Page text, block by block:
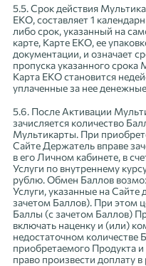
5.5. Срок действия
ЕКО, составляет 1
либо срок, указанный на
карте, Карте ЕКО, ее
документации, и означает
пропуска указанного
Карта ЕКО становится
уплаченные за нее
5.6. После Активации
зачисляется количество
Мультикарты. При
Сайте Держатель вправе
в его Личном кабинете, в
Услуги по внутреннему
рублю. Обмен Баллов
Услуги, указанные на
зачетом Баллов). При этом
Баллы (с зачетом Баллов)
включать наценку и (или)
недостаточном количестве
приобретаемого Продукта
право произвести доплату